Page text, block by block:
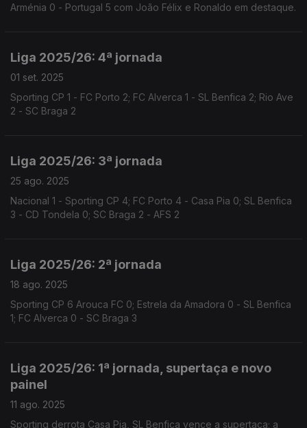
Arménia 0 - Portugal 5 com João Félix e Ronaldo em destaque.
Liga 2025/26: 4ª jornada
01 set. 2025
Sporting CP 1 - FC Porto 2; FC Alverca 1 - SL Benfica 2; Rio Ave
2 - SC Braga 2
Liga 2025/26: 3ª jornada
25 ago. 2025
Nacional 1 - Sporting CP 4; FC Porto 4 - Casa Pia 0; SL Benfica
3 - CD Tondela 0; SC Braga 2 - AFS 2
Liga 2025/26: 2ª jornada
18 ago. 2025
Sporting CP 6 Arouca FC 0; Estrela da Amadora 0 - SL Benfica
1; FC Alverca 0 - SC Braga 3
Liga 2025/26: 1ª jornada, supertaça e novo
painel
11 ago. 2025
Sporting derrota Casa Pia, SL Benfica vence a supertaça; a